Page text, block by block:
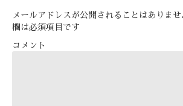
メールアドレスが公開されることはありませ
欄は必須項目です
コメント